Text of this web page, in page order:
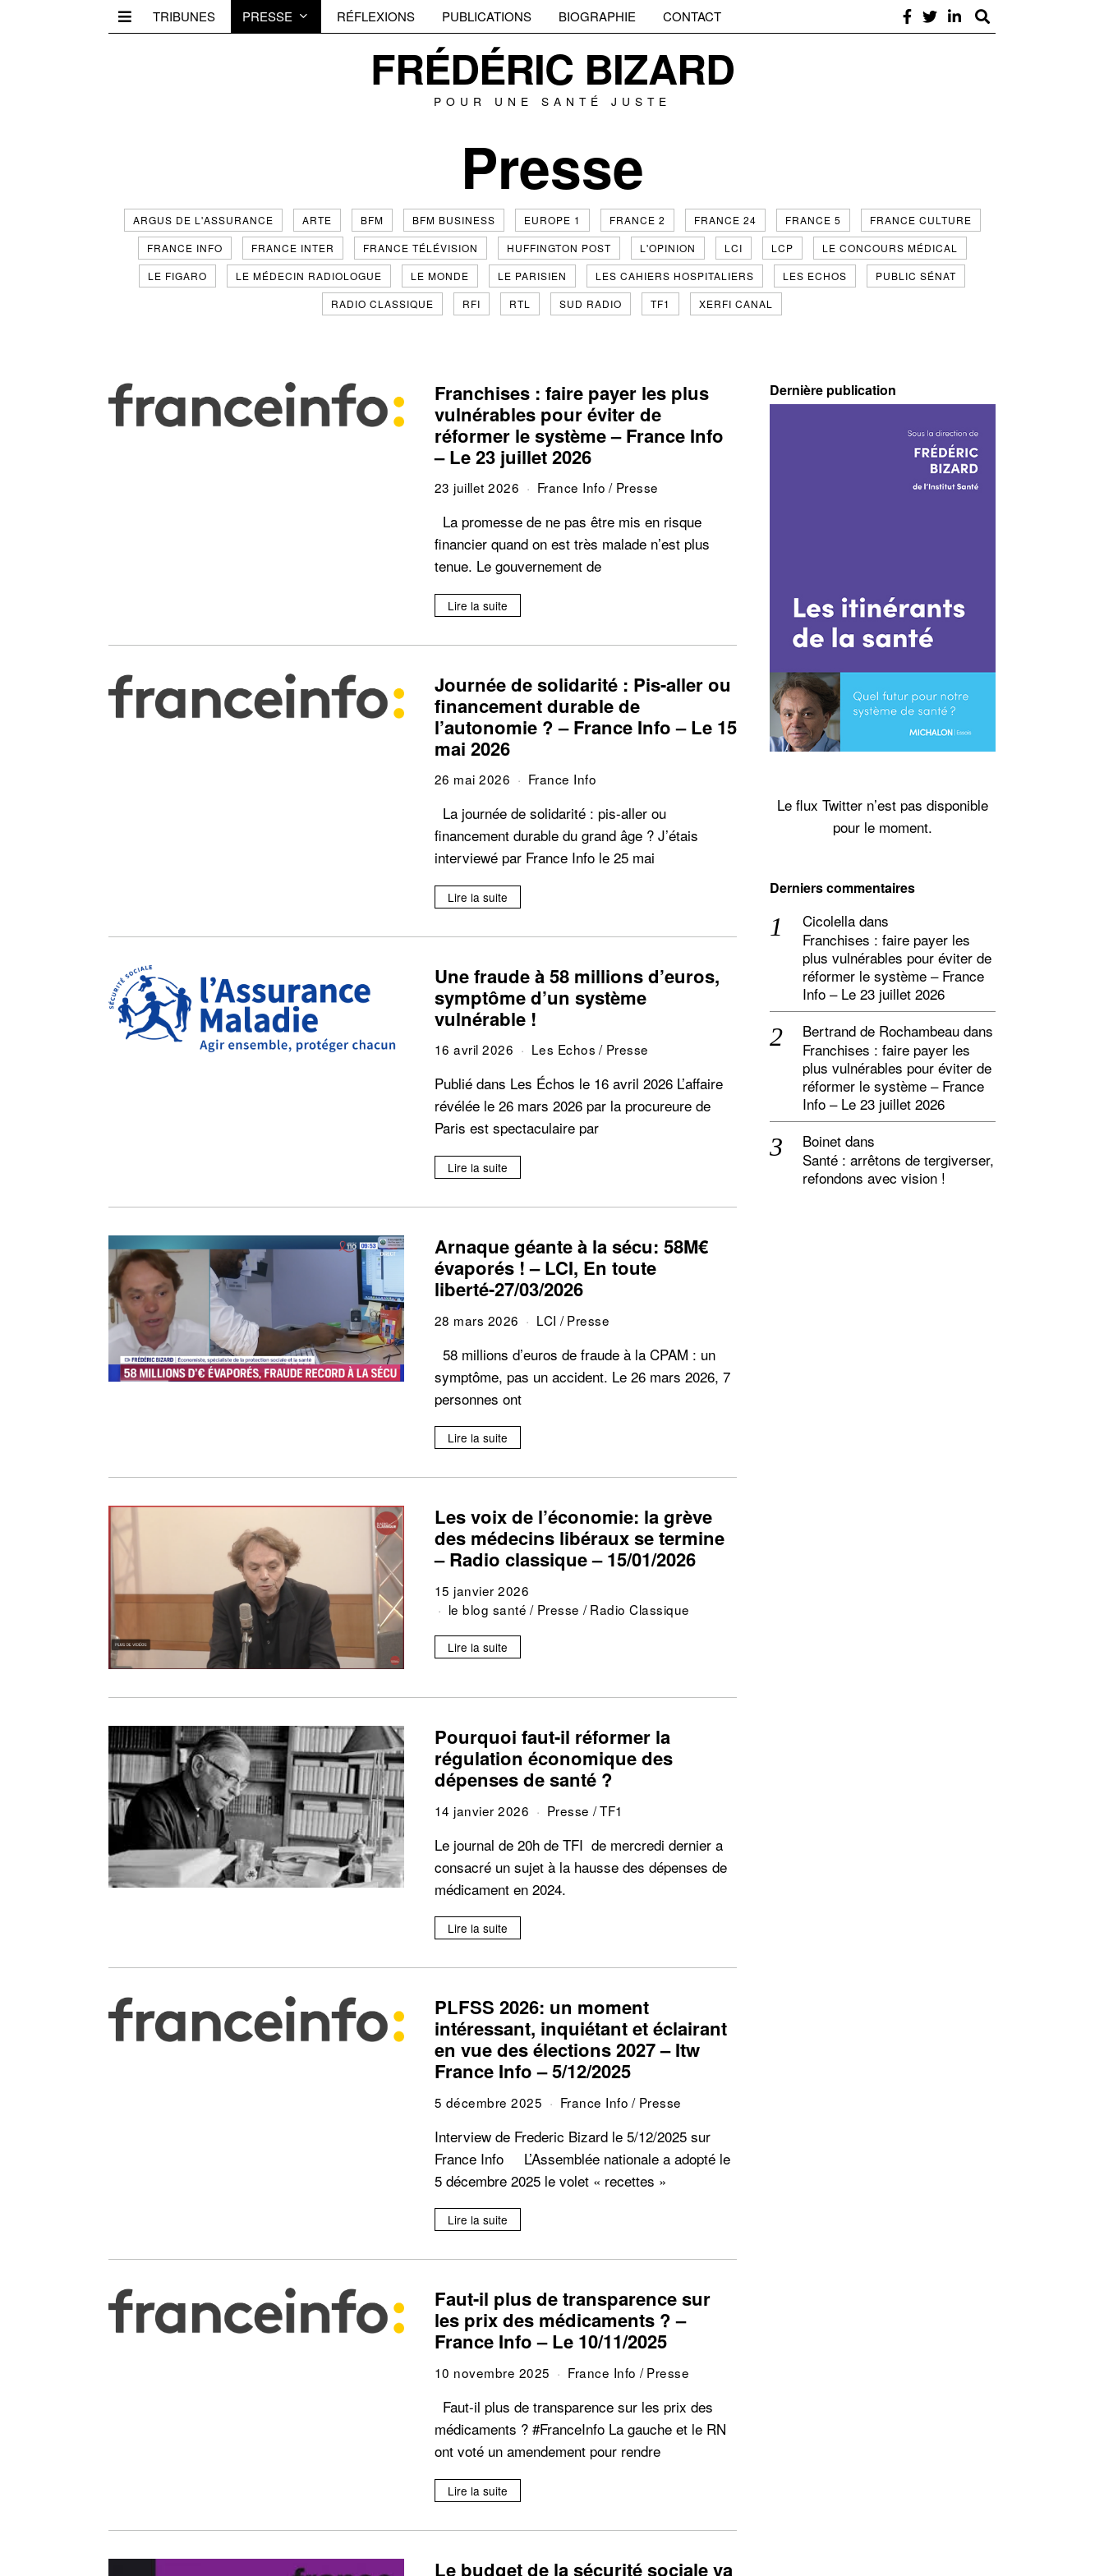
TRIBUNES PRESSE RÉFLEXIONS PUBLICATIONS BIOGRAPHIE CONTACT
FRÉDÉRIC BIZARD
POUR UNE SANTÉ JUSTE
Presse
ARGUS DE L'ASSURANCE ARTE BFM BFM BUSINESS EUROPE 1 FRANCE 2 FRANCE 24 FRANCE 5
FRANCE CULTURE
FRANCE INFO
FRANCE INTER FRANCE TÉLÉVISION HUFFINGTON POST L'OPINION LCI LCP
LE CONCOURS MÉDICAL
LE FIGARO
LE MÉDECIN RADIOLOGUE LE MONDE LE PARISIEN LES CAHIERS HOSPITALIERS LES ECHOS
PUBLIC SÉNAT
RADIO CLASSIQUE
RFI RTL SUD RADIO TF1 XERFI CANAL
Franchises : faire payer les plus
vulnérables pour éviter de
réformer le système – France Info
– Le 23 juillet 2026
23 juillet 2026 France Info / Presse
La promesse de ne pas être mis en risque
financier quand on est très malade n’est plus
tenue. Le gouvernement de
Lire la suite
Journée de solidarité : Pis-aller ou
financement durable de
l’autonomie ? – France Info – Le 15
mai 2026
26 mai 2026 France Info
La journée de solidarité : pis-aller ou
financement durable du grand âge ? J’étais
interviewé par France Info le 25 mai
Lire la suite
Une fraude à 58 millions d’euros,
symptôme d’un système
vulnérable !
16 avril 2026 Les Echos / Presse
Publié dans Les Échos le 16 avril 2026 L’affaire
révélée le 26 mars 2026 par la procureure de
Paris est spectaculaire par
Lire la suite
Arnaque géante à la sécu: 58M€
évaporés ! – LCI, En toute
liberté-27/03/2026
28 mars 2026 LCI / Presse
58 millions d’euros de fraude à la CPAM : un
symptôme, pas un accident. Le 26 mars 2026, 7
personnes ont
Lire la suite
Les voix de l’économie: la grève
des médecins libéraux se termine
– Radio classique – 15/01/2026
15 janvier 2026
le blog santé / Presse / Radio Classique
Lire la suite
Pourquoi faut-il réformer la
régulation économique des
dépenses de santé ?
14 janvier 2026 Presse /TF1
Le journal de 20h de TFI de mercredi dernier a
consacré un sujet à la hausse des dépenses de
médicament en 2024.
Lire la suite
PLFSS 2026: un moment
intéressant, inquiétant et éclairant
en vue des élections 2027 – Itw
France Info – 5/12/2025
5 décembre 2025 France Info / Presse
Interview de Frederic Bizard le 5/12/2025 sur
France Info L’Assemblée nationale a adopté le
5 décembre 2025 le volet « recettes »
Lire la suite
Faut-il plus de transparence sur
les prix des médicaments ? –
France Info – Le 10/11/2025
10 novembre 2025 France Info / Presse
Faut-il plus de transparence sur les prix des
médicaments ? #FranceInfo La gauche et le RN
ont voté un amendement pour rendre
Lire la suite
Le budget de la sécurité sociale va
Dernière publication
Le flux Twitter n’est pas disponible
pour le moment.
Derniers commentaires
Cicolella dans
Franchises : faire payer les
plus vulnérables pour éviter de
réformer le système – France
Info – Le 23 juillet 2026
Bertrand de Rochambeau dans
Franchises : faire payer les
plus vulnérables pour éviter de
réformer le système – France
Info – Le 23 juillet 2026
Boinet dans
Santé : arrêtons de tergiverser,
refondons avec vision !